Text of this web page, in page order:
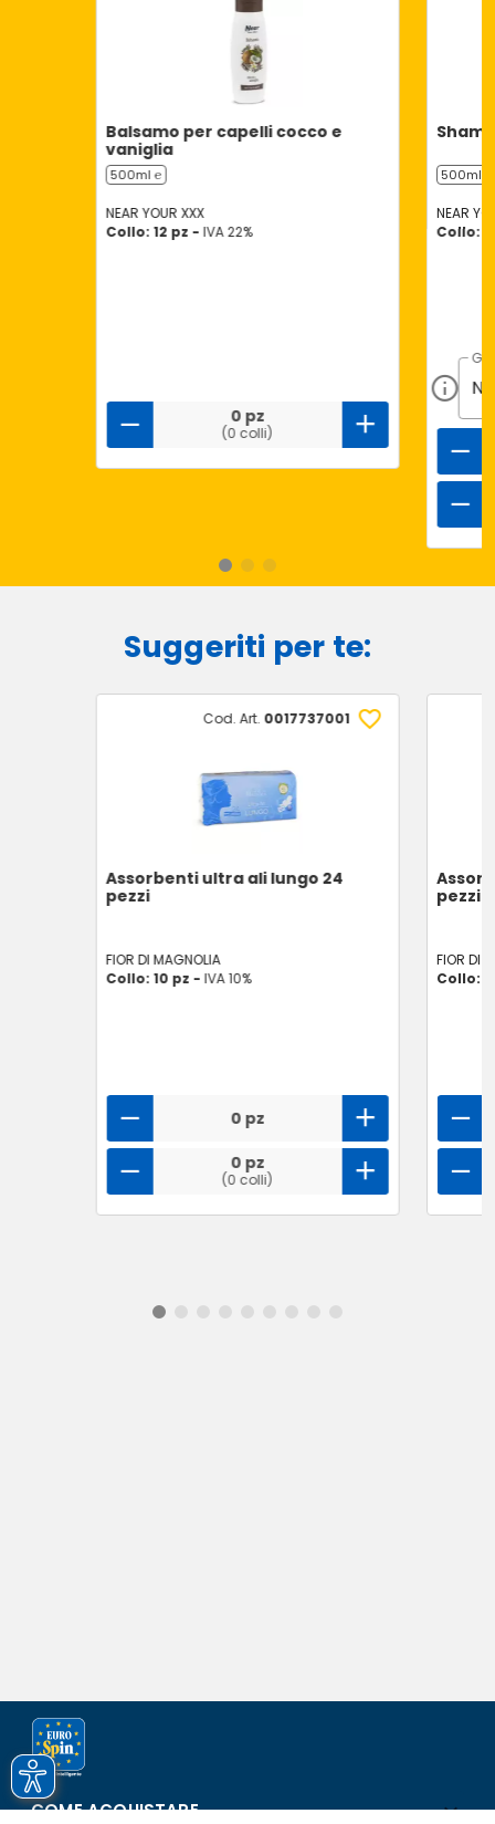
Balsamo per capelli cocco e
vaniglia
500ml ℮
NEAR YOUR XXX
Collo: 12 pz - IVA 22%
0 pz
(0 colli)
500ml ℮
NEAR
Collo:
Suggeriti per te:
Cod. Art. 0017737001
Assorbenti ultra ali lungo 24
pezzi
FIOR DI MAGNOLIA
Collo: 10 pz - IVA 10%
0 pz
0 pz
(0 colli)
pezzi
FIOR DI
Collo:
COME ACQUISTARE